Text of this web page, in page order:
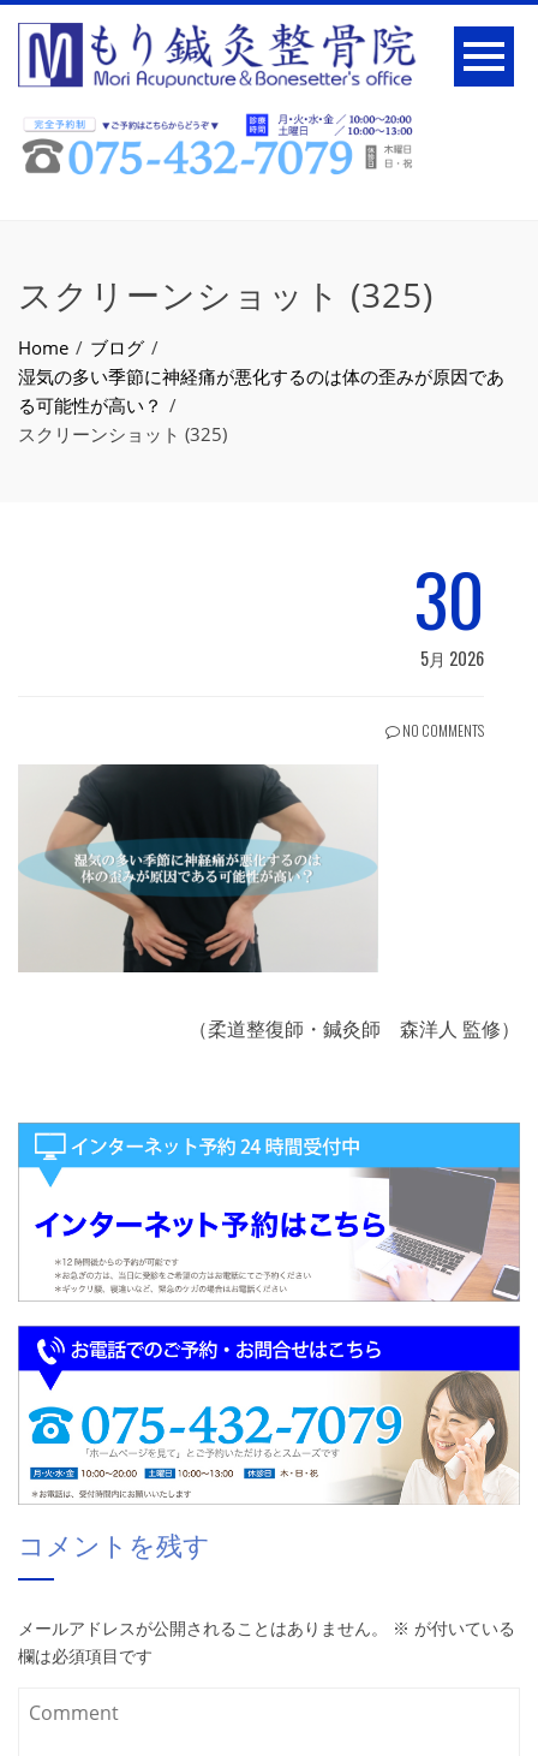
スクリーンショット (325)
Home
ブログ
湿気の多い季節に神経痛が悪化するのは体の歪みが原因であ
る可能性が高い？
スクリーンショット (325)
30
5月 2026
NO COMMENTS
（柔道整復師・鍼灸師 森洋人 監修）
コメントを残す
メールアドレスが公開されることはありません。 ※ が付いている
欄は必須項目です